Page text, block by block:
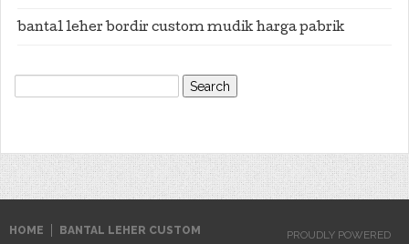
bantal leher bordir custom mudik harga pabrik
Search
for:
HOME BANTAL LEHER CUSTOM PROUDLY POWERED